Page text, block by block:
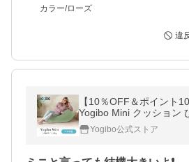
カラー/ローズ
違
【10％OFF＆ポイント
Yogibo Mini クッション
ッション 座椅子 ソファ
メにするソファ ビーズソ
Yogibo公式ストア